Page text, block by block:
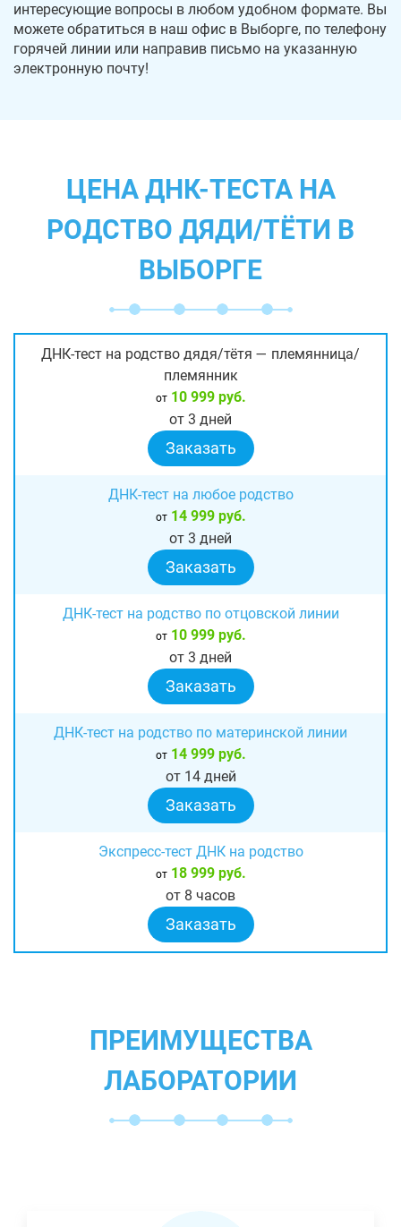
интересующие вопросы в любом удобном формате. Вы
можете обратиться в наш офис в Выборге, по телефону
горячей линии или направив письмо на указанную
электронную почту!
ЦЕНА ДНК-ТЕСТА НА
РОДСТВО ДЯДИ/ТЁТИ В
ВЫБОРГЕ
ДНК-тест на родство дядя/тётя — племянница/
племянник
от10 999 руб.
от 3 дней
Заказать
ДНК-тест на любое родство
от14 999 руб.
от 3 дней
Заказать
ДНК-тест на родство по отцовской линии
от10 999 руб.
от 3 дней
Заказать
ДНК-тест на родство по материнской линии
от14 999 руб.
от 14 дней
Заказать
Экспресс-тест ДНК на родство
от18 999 руб.
от 8 часов
Заказать
ПРЕИМУЩЕСТВА
ЛАБОРАТОРИИ